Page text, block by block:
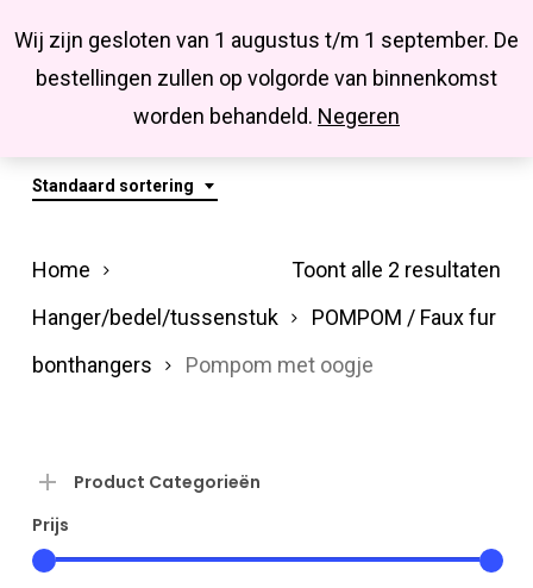
Wij zijn gesloten van 1 augustus t/m 1 september. De
bestellingen zullen op volgorde van binnenkomst
worden behandeld. Negeren
main
Missbluesieraden
searchaccount
Pompom Met Oogje
Standaard sortering
Toont alle 2 resultaten
Home
Hanger/bedel/tussenstuk
POMPOM / Faux fur
bonthangers
Pompom met oogje
Product Categorieën
Prijs
Close